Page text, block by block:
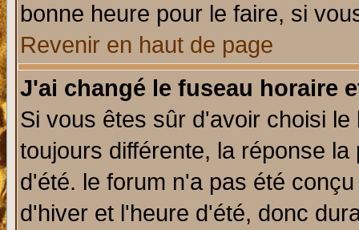
bonne heure pour le faire, si
Revenir en haut de page
J'ai changé le fuseau horaire
Si vous êtes sûr d'avoir choisi
toujours différente, la réponse
d'été. le forum n'a pas été
d'hiver et l'heure d'été, donc